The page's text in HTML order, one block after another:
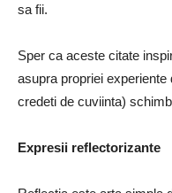
sa fii.
Sper ca aceste citate
asupra propriei
credeti de cuviinta)
Expresii reflectorizante